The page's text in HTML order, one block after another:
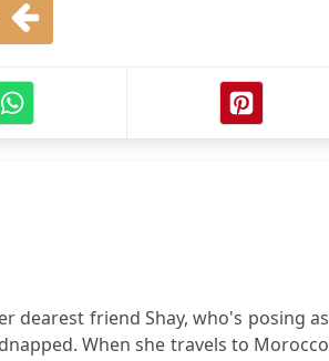
dearest friend Shay, who's posing as
When she travels to Morocco